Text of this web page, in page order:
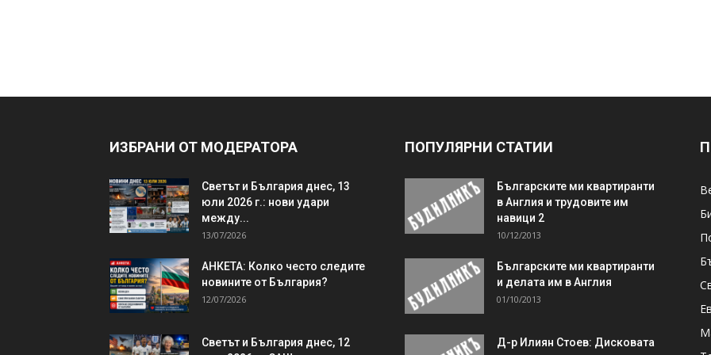
ИЗБРАНИ ОТ МОДЕРАТОРА
Светът и България днес, 13
юли 2026 г.: нови удари
между...
13/07/2026
АНКЕТА: Колко често следите
новините от България?
12/07/2026
Светът и България днес, 12
ПОПУЛЯРНИ СТАТИИ
Българските ми квартиранти
в Англия и трудовите им
навици 2
10/12/2013
Българските ми квартиранти
и делата им в Англия
01/10/2013
Д-р Илиян Стоев: Дисковата